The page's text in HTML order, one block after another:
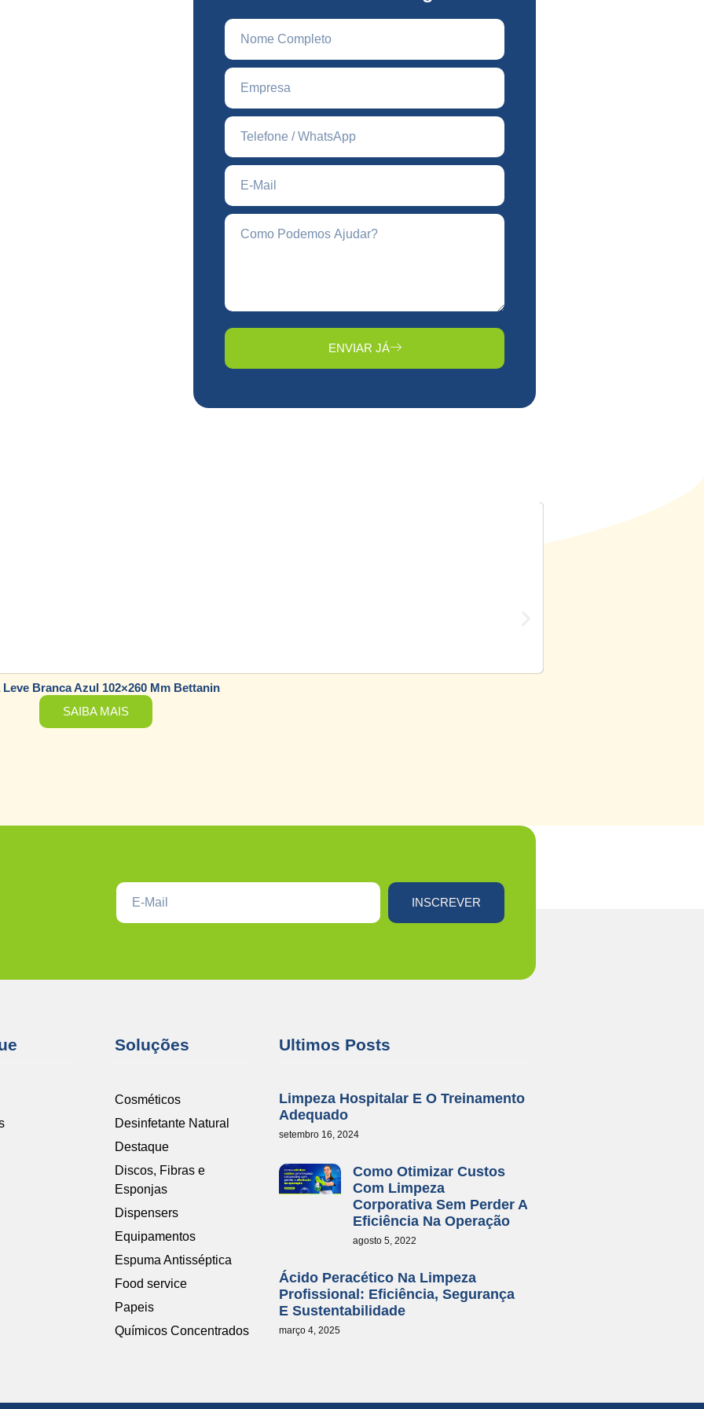
ENVIAR JÁ
Leve Branca Azul 102×260 Mm Bettanin
SAIBA MAIS
INSCREVER
Soluções
Cosméticos
Desinfetante Natural
Destaque
Discos, Fibras e
Esponjas
Dispensers
Equipamentos
Espuma Antisséptica
Food service
Papeis
Químicos Concentrados
Ultimos Posts
Limpeza Hospitalar E O Treinamento
Adequado
setembro 16, 2024
Como Otimizar Custos
Com Limpeza
Corporativa Sem Perder A
Eficiência Na Operação
agosto 5, 2022
Ácido Peracético Na Limpeza
Profissional: Eficiência, Segurança
E Sustentabilidade
março 4, 2025